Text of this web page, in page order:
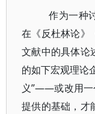
作为一种
在《反杜林论》
文献中的具体论
的如下宏观理论
义”——或改用
提供的基础，才